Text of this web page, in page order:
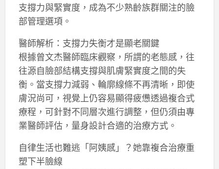
支撐力與緊實度，成為不少熟齡族群關注的臉
部管理選項。
醫師解析：支撐力失衡才是顯老關鍵
根據曾文杰醫師臨床觀察，所謂的老態感，往
往源自臉部結構支撐與肌膚緊實度之間的失
衡。當支撐力減弱、輪廓線條不再清晰，即使
膚況尚可，視覺上仍容易顯得疲憊透過複合式
療程，可針對不同層次進行調整，但仍須由專
業醫師評估，量身設計合適的治療方式。
自律生活也難逃「阿姨感」？她靠複合治療重
塑下半臉線